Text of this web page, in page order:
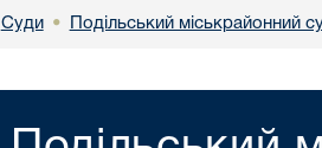
Суди • Подільський міськрайонний